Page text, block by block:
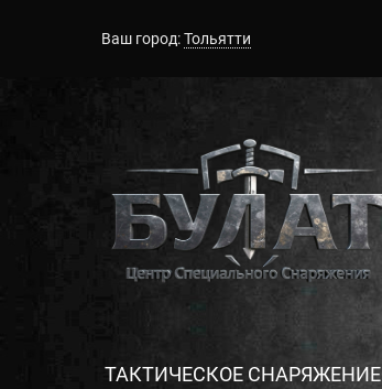
Ваш город:Тольятти
ТАКТИЧЕСКОЕ СНАРЯЖЕНИЕ